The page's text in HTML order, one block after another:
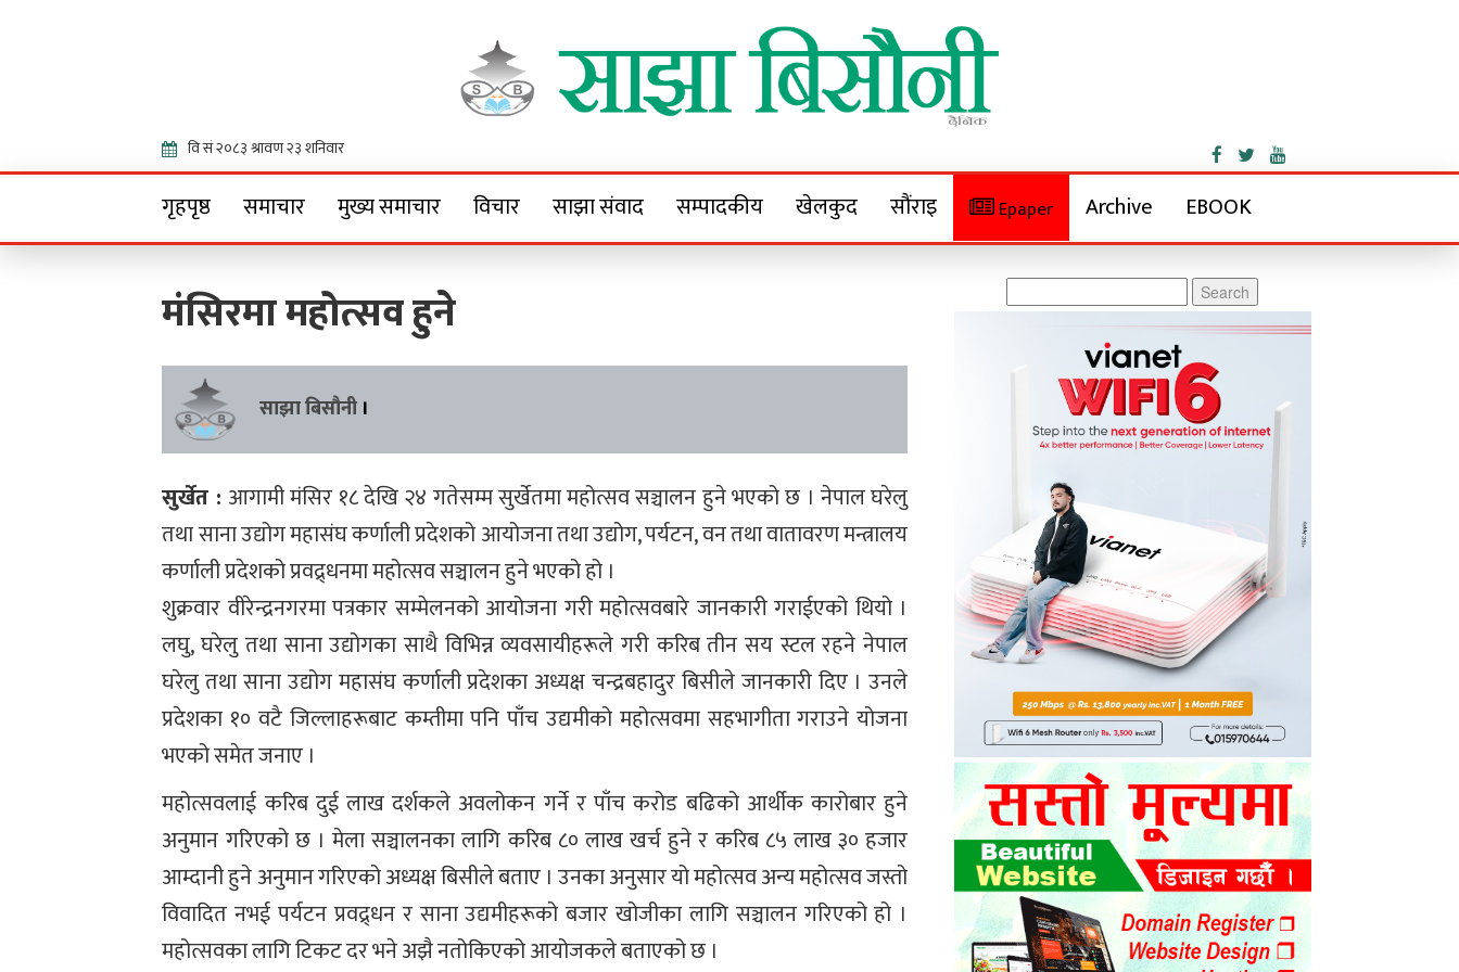
Sajha Bisaunee
गृहपृष्ठ समाचार मुख्य समाचार विचार साझा संवाद सम्पादकीय खेलकुद सौंराइ Epaper Archive EBOOK
मंसिरमा महोत्सव हुने
साझा बिसौनी ।
सुर्खेत : आगामी मंसिर १८ देखि २४ गतेसम्म सुर्खेतमा महोत्सव सञ्चालन हुने भएको छ । नेपाल घरेलु
तथा साना उद्योग महासंघ कर्णाली प्रदेशको आयोजना तथा उद्योग, पर्यटन, वन तथा वातावरण मन्त्रालय
कर्णाली प्रदेशको प्रवद्र्धनमा महोत्सव सञ्चालन हुने भएको हो ।
शुक्रवार वीरेन्द्रनगरमा पत्रकार सम्मेलनको आयोजना गरी महोत्सवबारे जानकारी गराईएको थियो ।
लघु, घरेलु तथा साना उद्योगका साथै विभिन्न व्यवसायीहरूले गरी करिब तीन सय स्टल रहने नेपाल
घरेलु तथा साना उद्योग महासंघ कर्णाली प्रदेशका अध्यक्ष चन्द्रबहादुर बिसीले जानकारी दिए । उनले
प्रदेशका १० वटै जिल्लाहरूबाट कम्तीमा पनि पाँच उद्यमीको महोत्सवमा सहभागीता गराउने योजना
भएको समेत जनाए ।
महोत्सवलाई करिब दुई लाख दर्शकले अवलोकन गर्ने र पाँच करोड बढिको आर्थीक कारोबार हुने
अनुमान गरिएको छ । मेला सञ्चालनका लागि करिब ८० लाख खर्च हुने र करिब ८५ लाख ३० हजार
आम्दानी हुने अनुमान गरिएको अध्यक्ष बिसीले बताए । उनका अनुसार यो महोत्सव अन्य महोत्सव जस्तो
विवादित नभई पर्यटन प्रवद्र्धन र साना उद्यमीहरूको बजार खोजीका लागि सञ्चालन गरिएको हो ।
महोत्सवका लागि टिकट दर भने अझै नतोकिएको आयोजकले बताएको छ ।
for: